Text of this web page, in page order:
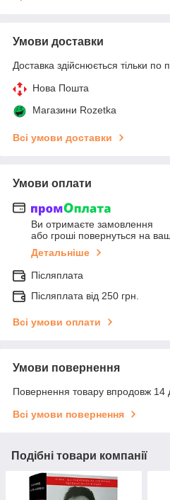
Умови доставки
Доставка здійснюється тільки по
Нова Пошта
Магазини Rozetka
Всі умови доставки
Умови оплати
Ви отримаєте замовлення
або гроші повернуться на
Детальніше
Післяплата
Післяплата від 250 грн.
Всі умови оплати
Умови повернення
Повернення товару впродовж 14
Всі умови повернення
Подібні товари компанії